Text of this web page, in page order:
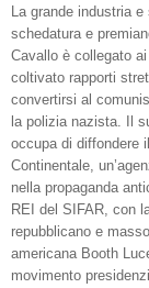
La grande industria
schedatura e
Cavallo è collegato
coltivato rapporti
convertirsi al
la polizia nazista. Il
occupa di diffondere
Continentale,
nella propaganda
REI del SIFAR, con
repubblicano e
americana Booth
movimento